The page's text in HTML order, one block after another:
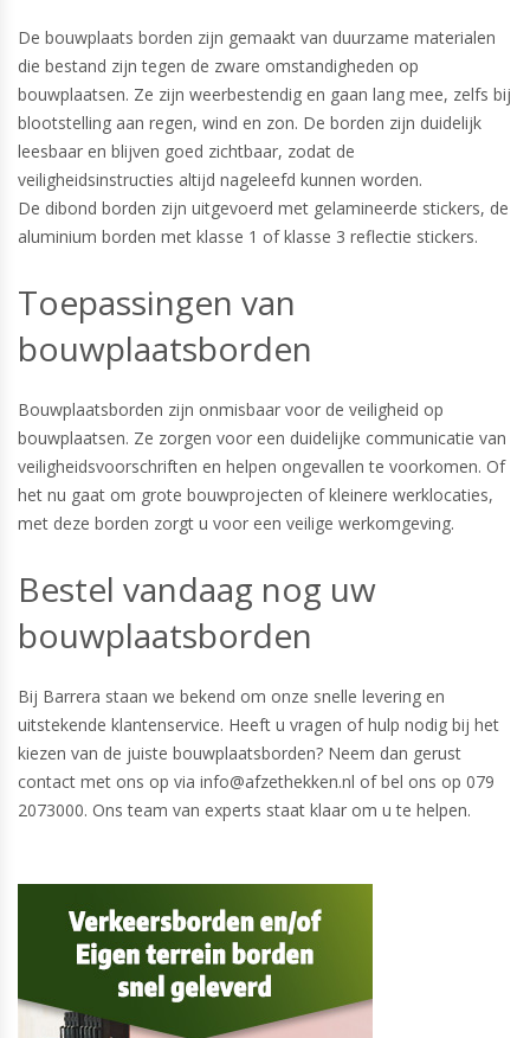
De bouwplaats borden zijn gemaakt van duurzame materialen
die bestand zijn tegen de zware omstandigheden op
bouwplaatsen. Ze zijn weerbestendig en gaan lang mee, zelfs bij
blootstelling aan regen, wind en zon. De borden zijn duidelijk
leesbaar en blijven goed zichtbaar, zodat de
veiligheidsinstructies altijd nageleefd kunnen worden.
De dibond borden zijn uitgevoerd met gelamineerde stickers, de
aluminium borden met klasse 1 of klasse 3 reflectie stickers.
Toepassingen van
bouwplaatsborden
Bouwplaatsborden zijn onmisbaar voor de veiligheid op
bouwplaatsen. Ze zorgen voor een duidelijke communicatie van
veiligheidsvoorschriften en helpen ongevallen te voorkomen. Of
het nu gaat om grote bouwprojecten of kleinere werklocaties,
met deze borden zorgt u voor een veilige werkomgeving.
Bestel vandaag nog uw
bouwplaatsborden
Bij Barrera staan we bekend om onze snelle levering en
uitstekende klantenservice. Heeft u vragen of hulp nodig bij het
kiezen van de juiste bouwplaatsborden? Neem dan gerust
contact met ons op via info@afzethekken.nl of bel ons op 079
2073000. Ons team van experts staat klaar om u te helpen.